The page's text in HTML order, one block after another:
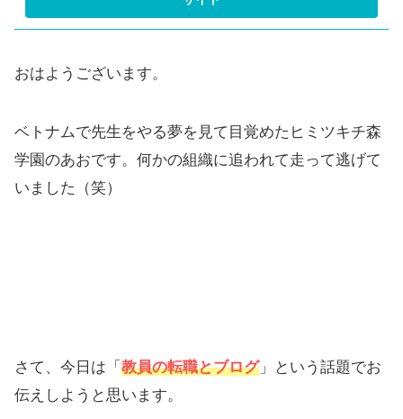
おはようございます。
ベトナムで先生をやる夢を見て目覚めたヒミツキチ森
学園のあおです。何かの組織に追われて走って逃げて
いました（笑）
さて、今日は「 教員の転職とブログ」という話題でお
伝えしようと思います。